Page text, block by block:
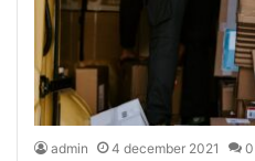
admin 4 december 2021 0